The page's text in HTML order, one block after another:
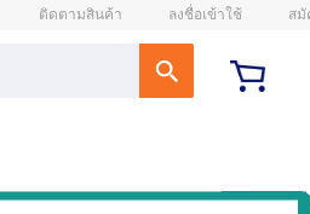
ติดตามสินค้า ลงชื่อเข้าใช้ สมั